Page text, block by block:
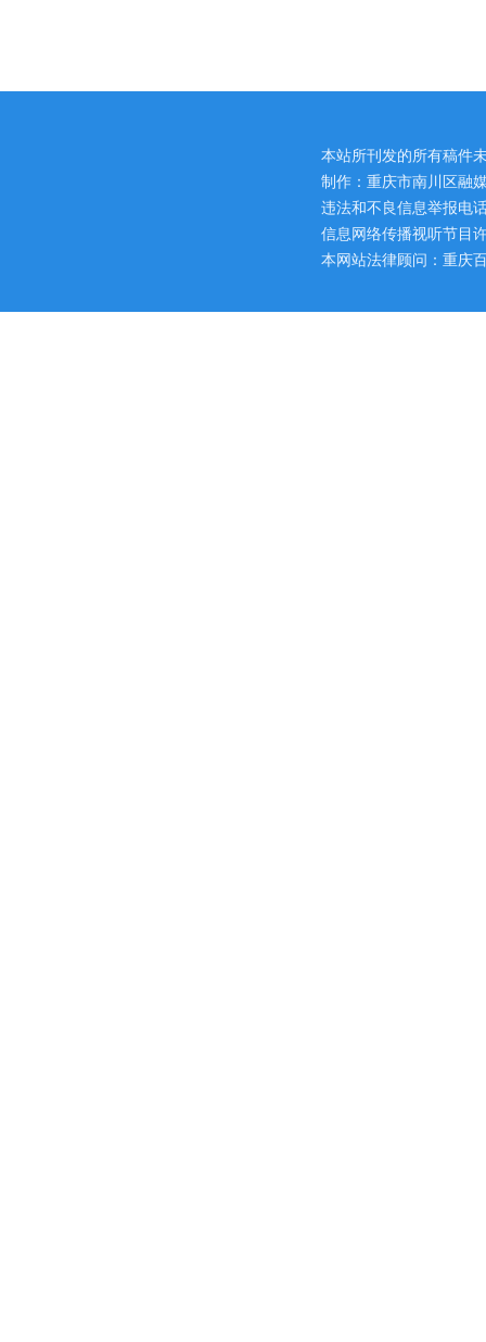
本站所刊发的所有稿件
制作：重庆市南川区融
违法和不良信息举报电
信息网络传播视听节目
本网站法律顾问：重庆